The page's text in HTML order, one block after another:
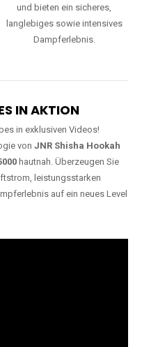
und bieten ein sicheres,
langlebiges sowie intensives
Dampferlebnis.
IN AKTION
in exklusiven Videos!
von JNR Shisha Hookah
hautnah. Überzeugen Sie
leistungsstarken
auf ein neues Level